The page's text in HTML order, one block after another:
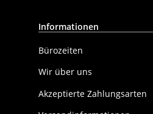
Informationen
Bürozeiten
Wir über uns
Akzeptierte Zahlungsarten